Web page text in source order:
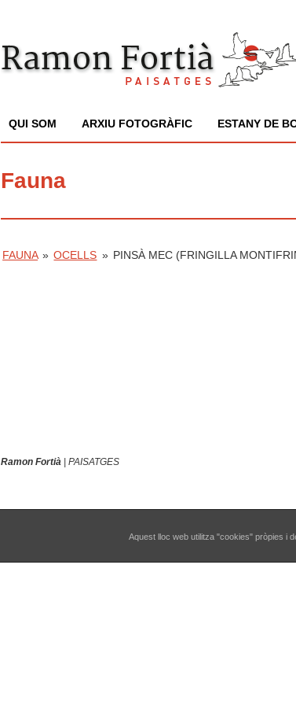
QUI SOM ARXIU FOTOGRÀFIC ESTANY DE
Fauna
FAUNA » OCELLS » PINSÀ MEC (FRINGILLA
Ramon Fortià | PAISATGES
Aquest lloc web utilitza "cookies" pròpies i